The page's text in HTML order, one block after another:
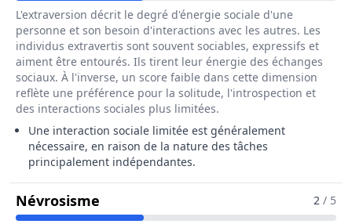
L'extraversion décrit le degré d'énergie sociale d'une
personne et son besoin d'interactions avec les autres. Les
individus extravertis sont souvent sociables, expressifs et
aiment être entourés. Ils tirent leur énergie des échanges
sociaux. À l'inverse, un score faible dans cette dimension
reflète une préférence pour la solitude, l'introspection et
des interactions sociales plus limitées.
Une interaction sociale limitée est généralement
nécessaire, en raison de la nature des tâches
principalement indépendantes.
Névrosisme Pour Le Métier De Préparateur /
2 / 5